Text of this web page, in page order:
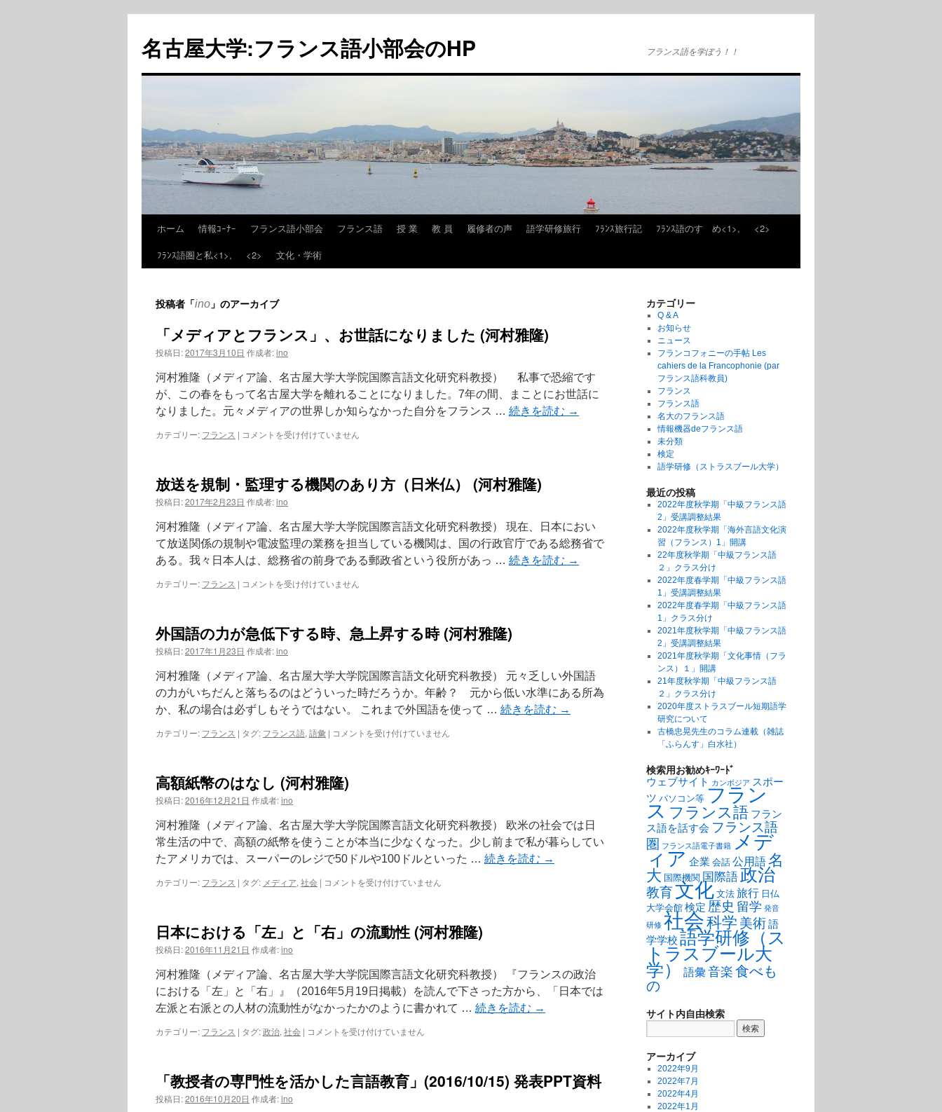
名古屋大学:フランス語小部会のHP フランス語を学ぼう！！
ホーム 情報ｺｰﾅｰ フランス語小部会 フランス語 授 業 教 員 履修者の声 語学研修旅行 ﾌﾗﾝｽ旅行記 ﾌﾗﾝｽ語のすゝめ<1>,
<2>
ﾌﾗﾝｽ語圏と私<1>,
<2> 文化・学術
投稿者「ino 」のアーカイブ
「メディアとフランス」、お世話になりました (河村雅隆)
投稿日:2017年3月10日 作成者:ino
河村雅隆（メディア論、名古屋大学大学院国際言語文化研究科教授） 私事で恐縮です
が、この春をもって名古屋大学を離れることになりました。7年の間、まことにお世話に
なりました。元々メディアの世界しか知らなかった自分をフランス … 続きを読む →
カテゴリー: フランス | コメントを受け付けていません
放送を規制・監理する機関のあり方（日米仏） (河村雅隆)
投稿日:2017年2月23日 作成者:ino
河村雅隆（メディア論、名古屋大学大学院国際言語文化研究科教授） 現在、日本におい
て放送関係の規制や電波監理の業務を担当している機関は、国の行政官庁である総務省で
ある。我々日本人は、総務省の前身である郵政省という役所があっ … 続きを読む →
カテゴリー: フランス | コメントを受け付けていません
外国語の力が急低下する時、急上昇する時 (河村雅隆)
投稿日:2017年1月23日 作成者:ino
河村雅隆（メディア論、名古屋大学大学院国際言語文化研究科教授） 元々乏しい外国語
の力がいちだんと落ちるのはどういった時だろうか。年齢？ 元から低い水準にある所為
か、私の場合は必ずしもそうではない。 これまで外国語を使って … 続きを読む →
カテゴリー: フランス | タグ: フランス語, 語彙 | コメントを受け付けていません
高額紙幣のはなし (河村雅隆)
投稿日:2016年12月21日 作成者:ino
河村雅隆（メディア論、名古屋大学大学院国際言語文化研究科教授） 欧米の社会では日
常生活の中で、高額の紙幣を使うことが本当に少なくなった。少し前まで私が暮らしてい
たアメリカでは、スーパーのレジで50ドルや100ドルといった … 続きを読む →
カテゴリー: フランス | タグ: メディア, 社会 | コメントを受け付けていません
日本における「左」と「右」の流動性 (河村雅隆)
投稿日:2016年11月21日 作成者:ino
河村雅隆（メディア論、名古屋大学大学院国際言語文化研究科教授） 『フランスの政治
における「左」と「右」』（2016年5月19日掲載）を読んで下さった方から、「日本では
左派と右派との人材の流動性がなかったかのように書かれて … 続きを読む →
カテゴリー: フランス | タグ:政治, 社会 | コメントを受け付けていません
「教授者の専門性を活かした言語教育」(2016/10/15) 発表PPT資料
投稿日:2016年10月20日 作成者:ino
カテゴリー
Q & A
お知らせ
ニュース
フランコフォニーの手帖 Les
cahiers de la Francophonie (par
フランス語科教員)
フランス
フランス語
名大のフランス語
情報機器deフランス語
未分類
検定
語学研修（ストラスブール大学）
最近の投稿
2022年度秋学期「中級フランス語
2」受講調整結果
2022年度秋学期「海外言語文化演
習（フランス）1」開講
22年度秋学期「中級フランス語
２」クラス分け
2022年度春学期「中級フランス語
1」受講調整結果
2022年度春学期「中級フランス語
1」クラス分け
2021年度秋学期「中級フランス語
2」受講調整結果
2021年度秋学期「文化事情（フラ
ンス）１」開講
21年度秋学期「中級フランス語
２」クラス分け
2020年度ストラスブール短期語学
研究について
古橋忠晃先生のコラム連載（雑誌
「ふらんす」白水社）
検索用お勧めｷｰﾜｰﾄﾞ
ウェブサイト カンボジア スポー
ツ パソコン等 フラン
ス フランス語 フラン
ス語を話す会 フランス語
圏
フランス語電子書籍 メデ
ィア 企業 会話 公用語名
大 国際機関 国際語政治
教育文化 文法 旅行 日仏
大学会館 検定 歴史 留学 発音
研修 社会科学 美術語
学学校 語学研修（ス
トラスブール大
学）
語彙音楽 食べも
の
サイト内自由検索
アーカイブ
2022年9月
2022年7月
2022年4月
2022年1月